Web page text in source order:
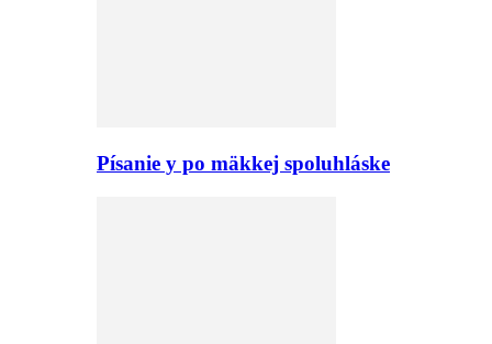
Písanie y po mäkkej spoluhláske